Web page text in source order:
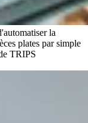
la
plates par simple
TRIPS